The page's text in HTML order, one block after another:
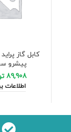
كابل گاز
پیشرو
89,908
اطلاعات